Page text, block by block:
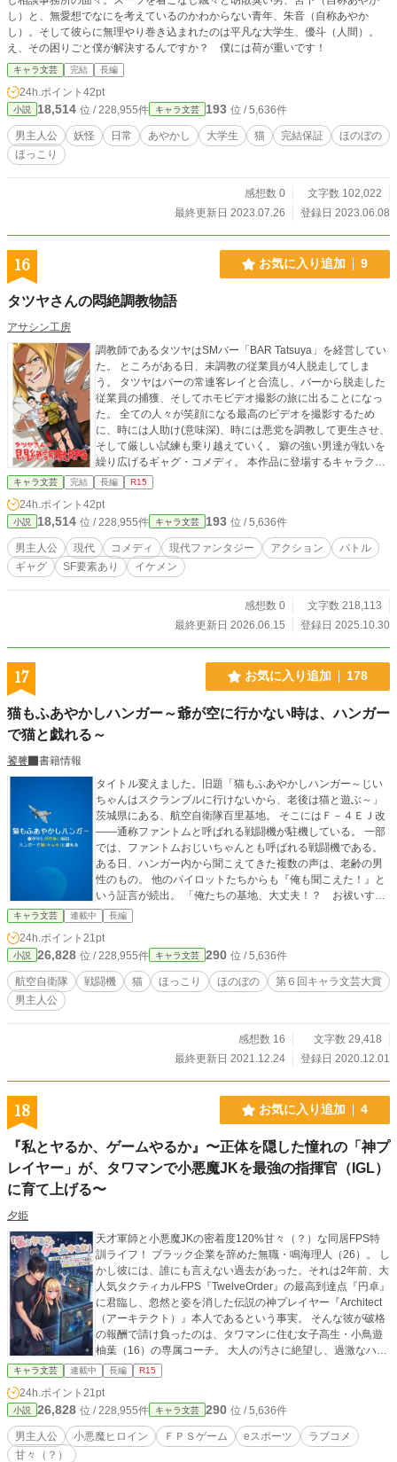
し）と、無愛想でなにを考えているのかわからない青年、朱音（自称あやか
し）。そして彼らに無理やり巻き込まれたのは平凡な大学生、優斗（人間）。
え、その困りごと僕が解決するんですか？ 僕には荷が重いです！
キャラ文芸 完結 長編
24h.ポイント 42pt
小説 18,514 位 / 228,955件 キャラ文芸 193 位 / 5,636件
男主人公 妖怪 日常 あやかし 大学生 猫 完結保証
ほのぼの
ほっこり
感想数 0
文字数 102,022
最終更新日 2023.07.26
登録日 2023.06.08
16 お気に入り追加 9
タツヤさんの悶絶調教物語
アサシン工房
調教師であるタツヤはSMバー「BAR Tatsuya」を経営してい
た。 ところがある日、未調教の従業員が4人脱走してしま
う。 タツヤはバーの常連客レイと合流し、バーから脱走した
従業員の捕獲、そしてホモビデオ撮影の旅に出ることになっ
た。 全ての人々が笑顔になる最高のビデオを撮影するため
に、時には人助け(意味深)、時には悪党を調教して更生させ、
そして厳しい試練も乗り越えていく。 癖の強い男達が戦いを
繰り広げるギャグ・コメディ。 本作品に登場するキャラクタ
ーは全て18歳以上です。 某ビデオネタ多いので苦手な方は頑
張って読んで下さい。 ※本作品はフリーゲーム「タツヤさん
の悶絶調教RPG」を小説化したものです。 その為、RPG的な
表現が多いのでご了承下さい。 ご興味を持たれましたらフリ
ーゲームもよろしくお願い致します。 https://maverickmerc.c
om/works/game/121/ ☆こんな人におすすめ ・淫夢ネタが好
きな人 ・敵や悪人を殺さずに調教して更生させるのが好きな
現、性的表現が苦手な人 ・ゲーム的な表現やストーリー進行
material.jp/ きまぐれアフター様 七三ゆきのアトリエ様
キャラ文芸 完結 長編 R15
24h.ポイント 42pt
小説 18,514 位 / 228,955件 キャラ文芸 193 位 / 5,636件
男主人公 現代 コメディ 現代ファンタジー アクション
バトル
ギャグ
SF要素あり イケメン
感想数 0
文字数 218,113
最終更新日 2026.06.15
登録日 2025.10.30
17 お気に入り追加 178
猫もふあやかしハンガー～爺が空に行かない時は、ハンガー
で猫と戯れる～
饕餮
書籍情報
タイトル変えました。旧題「猫もふあやかしハンガー～じい
ちゃんはスクランブルに行けないから、老後は猫と遊ぶ～」
茨城県にある、航空自衛隊百里基地。 そこにはＦ－４ＥＪ改
――通称ファントムと呼ばれる戦闘機が駐機している。 一部
では、ファントムおじいちゃんとも呼ばれる戦闘機である。
ある日、ハンガー内から聞こえてきた複数の声は、老齢の男
性のもの。 他のパイロットたちからも『俺も聞こえた！』と
いう証言が続出。 「俺たちの基地、大丈夫！？ お祓いす
る！？」 そう願うも、予算の関係で諦めた。 そして聞こえ
る、老人の声。 どこからだ、まさか幽霊！？と驚いている
と、その声を発していたのは、ファントムからだった。 まる
で付喪神のように、一方的に喋るのだ。 その声が聞こえるの
は、百里基地に所属するパイロットとごく一部の人間。 しか
も、飛んでいない時はのんびりまったりと、猫と戯れようと
★一話完結型の話です。 ★超不定期更新です。ネタが出来次
第の更新となります。 ★カクヨムにも掲載しています。 ★画
キャラ文芸 連載中 長編
24h.ポイント 21pt
小説 26,828 位 / 228,955件 キャラ文芸 290 位 / 5,636件
航空自衛隊 戦闘機 猫 ほっこり ほのぼの
第６回キャラ文芸大賞
男主人公
感想数 16
文字数 29,418
最終更新日 2021.12.24
登録日 2020.12.01
18 お気に入り追加 4
『私とヤるか、ゲームやるか』〜正体を隠した憧れの「神プ
レイヤー」が、タワマンで小悪魔JKを最強の指揮官（IGL）
に育て上げる〜
夕姫
天才軍師と小悪魔JKの密着度120%甘々（？）な同居FPS特
訓ライフ！ ブラック企業を辞めた無職・鳴海理人（26）。 し
かし彼には、誰にも言えない過去があった。それは2年前、大
人気タクティカルFPS『TwelveOrder』の最高到達点『円卓』
に君臨し、忽然と姿を消した伝説の神プレイヤー『Architect
（アーキテクト）』本人であるという事実。 そんな彼が破格
の報酬で請け負ったのは、タワマンに住む女子高生・小鳥遊
柚葉（16）の専属コーチ。 大人の汚さに絶望し、過激なハニ
ートラップで家庭教師を追い出し続けてきたワケアリな彼女
の「安い罠」を、理人はFPSの戦術眼で秒で看破し、ゲーム
のド下手くそっぷりを全否定してみせる。 彼との出会いで、
孤独だった柚葉の日常は少しずつ色づいていく。 見返りを求
めずロジックだけを教え込む理人を「センセ」と慕い始める
柚葉だったが……実は彼女、理人の過去の姿である『Architec
キャラ文芸 連載中 長編 R15
24h.ポイント 21pt
小説 26,828 位 / 228,955件 キャラ文芸 290 位 / 5,636件
男主人公 小悪魔ヒロイン ＦＰＳゲーム eスポーツ
ラブコメ
甘々（？）